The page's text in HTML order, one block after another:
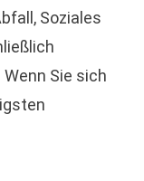
Soziales
Sie sich